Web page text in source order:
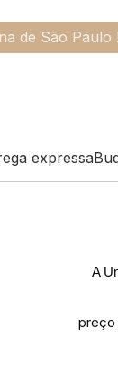
de São
expressa
A
preço